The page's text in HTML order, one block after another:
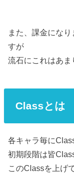
また、課金にな
すが
流石にこれはあ
Classとは
各キャラ毎に
初期段階は皆
このClassを上げ